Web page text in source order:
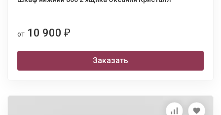
от 10 900 ₽
Заказать